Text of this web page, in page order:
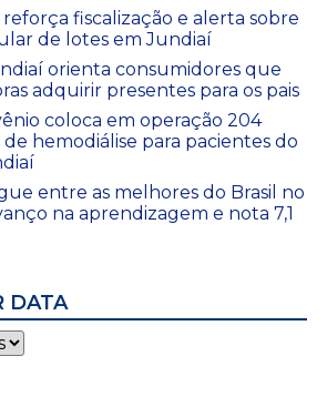
fiscalização e alerta sobre
de lotes em Jundiaí
orienta consumidores que
adquirir presentes para os pais
coloca em operação 204
de hemodiálise para pacientes do
entre as melhores do Brasil no
na aprendizagem e nota 7,1
DATA